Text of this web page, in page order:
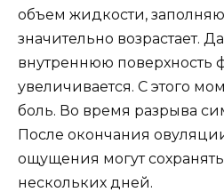
объем жидкости,
значительно возрастает.
внутреннюю поверхность
увеличивается. С этого
боль. Во время разрыва
После окончания
ощущения могут
нескольких дней.